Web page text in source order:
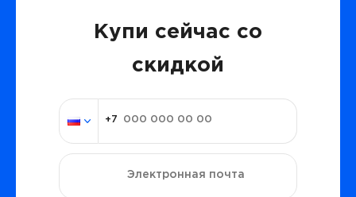
Купи сейчас со
скидкой